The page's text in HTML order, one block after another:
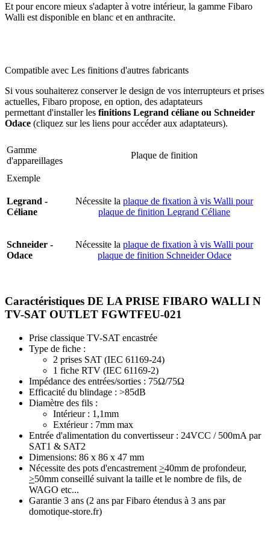
Et pour encore mieux s'adapter à votre intérieur, la gamme Fibaro
Walli est disponible en blanc et en anthracite.
Compatible avec Les finitions d'autres fabricants
Si vous souhaiterez conserver le design de vos interrupteurs et prises
actuelles, Fibaro propose, en option, des adaptateurs
permettant d'installer les finitions Legrand céliane ou Schneider
Odace (cliquez sur les liens pour accéder aux adaptateurs).
Gamme
d'appareillages
Plaque de finition
Exemple
Legrand -
Céliane
Nécessite la plaque de fixation à vis Walli pour
plaque de finition Legrand Céliane
Schneider -
Odace
Nécessite la plaque de fixation à vis Walli pour
plaque de finition Schneider Odace
Caractéristiques DE LA PRISE FIBARO WALLI N
TV-SAT OUTLET FGWTFEU-021
Prise classique TV-SAT encastrée
Type de fiche :
2 prises SAT (IEC 61169-24)
1 fiche RTV (IEC 61169-2)
Impédance des entrées/sorties : 75Ω/75Ω
Efficacité du blindage : >85dB
Diamètre des fils :
Intérieur : 1,1mm
Extérieur : 7mm max
Entrée d'alimentation du convertisseur : 24VCC / 500mA par
SAT1 & SAT2
Dimensions: 86 x 86 x 47 mm
Nécessite des pots d'encastrement >40mm de profondeur,
>50mm conseillé suivant la taille et le nombre de fils, de
WAGO etc...
Garantie 3 ans (2 ans par Fibaro étendus à 3 ans par
domotique-store.fr)